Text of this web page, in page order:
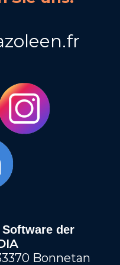
der
Bonnetan